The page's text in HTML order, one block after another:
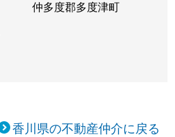
仲多度郡多度津町
香川県の不動産仲介に戻る